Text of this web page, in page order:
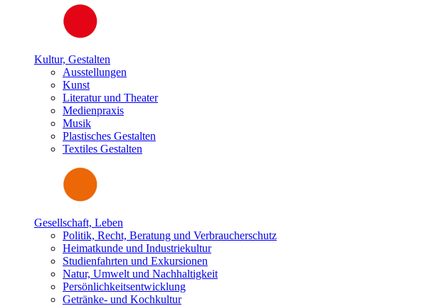
Kultur, Gestalten
Ausstellungen
Kunst
Literatur und Theater
Medienpraxis
Musik
Plastisches Gestalten
Textiles Gestalten
Gesellschaft, Leben
Politik, Recht, Beratung und Verbraucherschutz
Heimatkunde und Industriekultur
Studienfahrten und Exkursionen
Natur, Umwelt und Nachhaltigkeit
Persönlichkeitsentwicklung
Getränke- und Kochkultur